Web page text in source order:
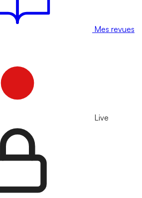
Mes revues
Live